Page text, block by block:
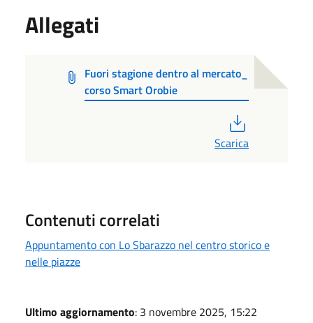
Allegati
Fuori stagione dentro al mercato_
corso Smart Orobie
Scarica
Contenuti correlati
Appuntamento con Lo Sbarazzo nel centro storico e
nelle piazze
Ultimo aggiornamento: 3 novembre 2025, 15:22